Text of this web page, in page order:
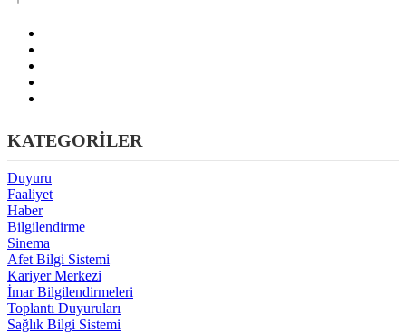
KATEGORİLER
Duyuru
Faaliyet
Haber
Bilgilendirme
Sinema
Afet Bilgi Sistemi
Kariyer Merkezi
İmar Bilgilendirmeleri
Toplantı Duyuruları
Sağlık Bilgi Sistemi